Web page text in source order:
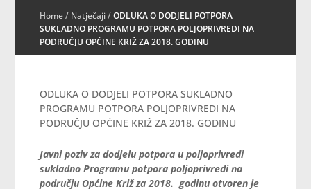
Home/ Natječaji/ODLUKA O DODJELI POTPORA
SUKLADNO PROGRAMU POTPORA POLJOPRIVREDI NA
PODRUČJU OPĆINE KRIŽ ZA 2018. GODINU
ODLUKA O DODJELI POTPORA SUKLADNO
PROGRAMU POTPORA POLJOPRIVREDI NA
PODRUČJU OPĆINE KRIŽ ZA 2018. GODINU
Javni poziv za dodjelu potpora u poljoprivredi
sukladno Programu potpora poljoprivredi na
području Općine Križ za 2018. godinu otvoren je